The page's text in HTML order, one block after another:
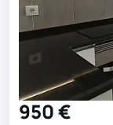
950 €